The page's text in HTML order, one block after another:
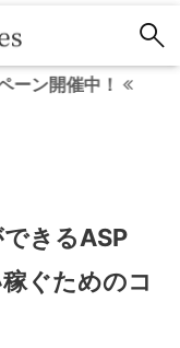
！
きるASP
ぐためのコ